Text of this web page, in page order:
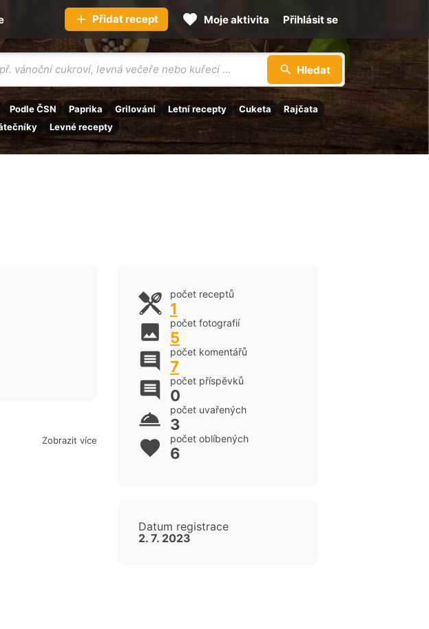
Hledat
Podle ČSN Paprika Grilování Letní recepty Cuketa
Rajčata
Levné recepty
Přidat recept Moje aktivita Přihlásit se
Zobrazit více
počet receptů
1
počet fotografií
5
počet komentářů
7
počet příspěvků
0
počet uvařených
3
počet oblíbených
6
Datum registrace
2. 7. 2023